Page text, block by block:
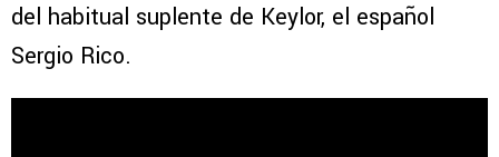
del habitual suplente de Keylor, el español
Sergio Rico.